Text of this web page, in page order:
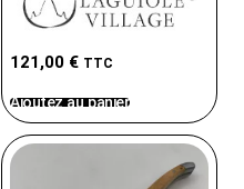
121,00 € TTC
Ajoutez au panier